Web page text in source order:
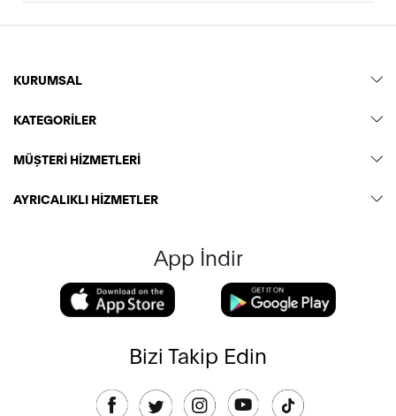
KURUMSAL
KATEGORİLER
MÜŞTERİ HİZMETLERİ
AYRICALIKLI HİZMETLER
App İndir
Bizi Takip Edin